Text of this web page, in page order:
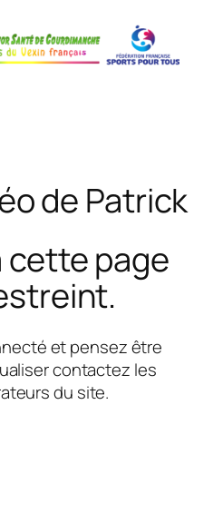
de Patrick
cette page
et pensez être
contactez les
du site.